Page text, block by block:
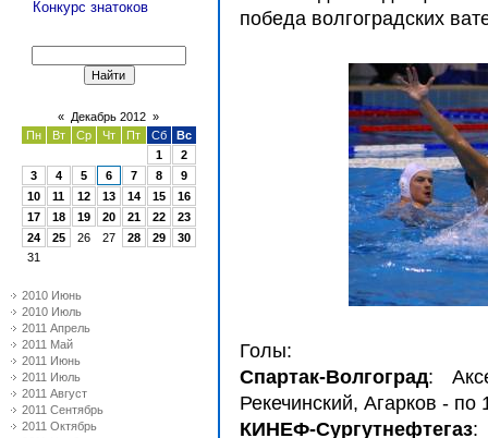
Конкурс знатоков
« Декабрь 2012 »
Пн
Вт Ср Чт Пт Сб
Вс
1
2
3
4 5 6 7 8
9
10
11 12 13 14 15
16
17
18 19 20 21 22
23
24
25 26 27 28 29
30
31
2010 Июнь
2010 Июль
2011 Апрель
2011 Май
2011 Июнь
2011 Июль
2011 Август
2011 Сентябрь
2011 Октябрь
победа волгоградских
Голы:
Спартак-Волгоград:
Рекечинский, Агарков - по
КИНЕФ-Сургутнефтегаз: